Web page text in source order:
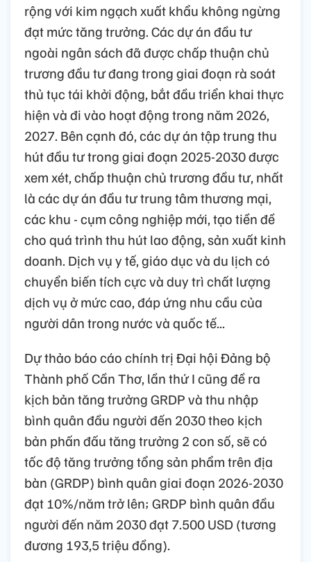
rộng với kim ngạch xuất khẩu không ngừng
đạt mức tăng trưởng. Các dự án đầu tư
ngoài ngân sách đã được chấp thuận chủ
trương đầu tư đang trong giai đoạn rà soát
thủ tục tái khởi động, bắt đầu triển khai thực
hiện và đi vào hoạt động trong năm 2026,
2027. Bên cạnh đó, các dự án tập trung thu
hút đầu tư trong giai đoạn 2025-2030 được
xem xét, chấp thuận chủ trương đầu tư, nhất
là các dự án đầu tư trung tâm thương mại,
các khu - cụm công nghiệp mới, tạo tiền đề
cho quá trình thu hút lao động, sản xuất kinh
doanh. Dịch vụ y tế, giáo dục và du lịch có
chuyển biến tích cực và duy trì chất lượng
dịch vụ ở mức cao, đáp ứng nhu cầu của
người dân trong nước và quốc tế...
Dự thảo báo cáo chính trị Đại hội Đảng bộ
Thành phố Cần Thơ, lần thứ I cũng đề ra
kịch bản tăng trưởng GRDP và thu nhập
bình quân đầu người đến 2030 theo kịch
bản phấn đấu tăng trưởng 2 con số, sẽ có
tốc độ tăng trưởng tổng sản phẩm trên địa
bàn (GRDP) bình quân giai đoạn 2026-2030
đạt 10%/năm trở lên; GRDP bình quân đầu
người đến năm 2030 đạt 7.500 USD (tương
đương 193,5 triệu đồng).